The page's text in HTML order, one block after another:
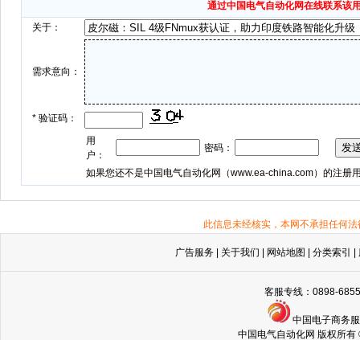
通过中国电气自动化网在线联系该
关于：
需求意向：
* 验证码：
用
户：
密码：
如果您还不是中国电气自动化网（www.ea-china.com）的注册
此信息未经核实，本网不承担任何
广告服务 关于我们 网站地图 分类索引
客服专线：0898-
中国电子商务
中国电气自动化网 版权所